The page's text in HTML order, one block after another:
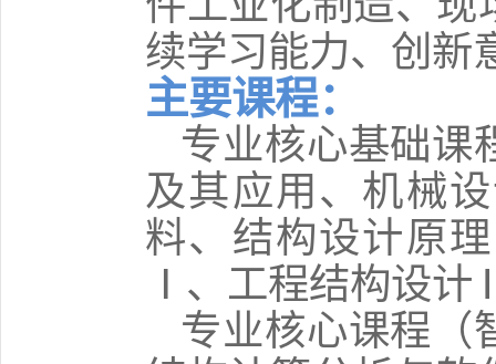
续学习能力、创新
主要课程：
专业核心基础课
及其应用、机械
料、结构设计原
Ⅰ、工程结构设计
专业核心课程（